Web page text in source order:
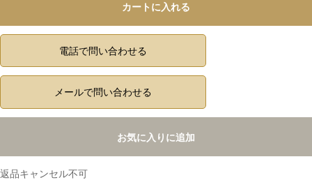
カートに入れる
電話で問い合わせる
メールで問い合わせる
お気に入りに追加
返品キャンセル不可